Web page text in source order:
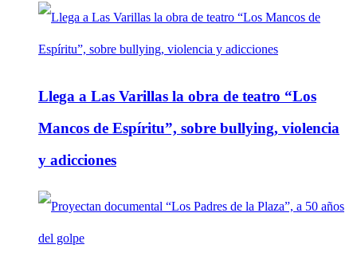
Llega a Las Varillas la obra de teatro “Los
Mancos de Espíritu”, sobre bullying, violencia
y adicciones